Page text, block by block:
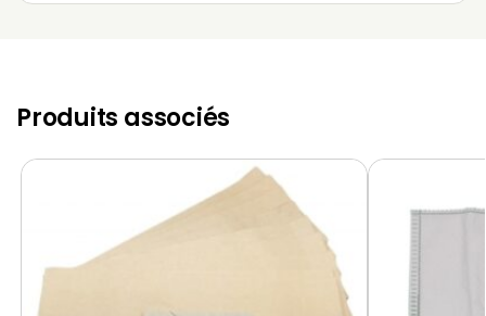
GOLDSTAR
LG-GOLDSTAR FVD 370
LG-GOLDSTAR PASSION (Série)
LG-
GOLDSTAR
LG-GOLDSTAR PASSION 3500
Produits associés